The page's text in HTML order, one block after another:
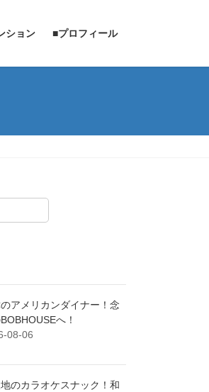
ション ■プロフィール
アメリカンダイナー！念
へ！
08-06
のカラオケスナック！和